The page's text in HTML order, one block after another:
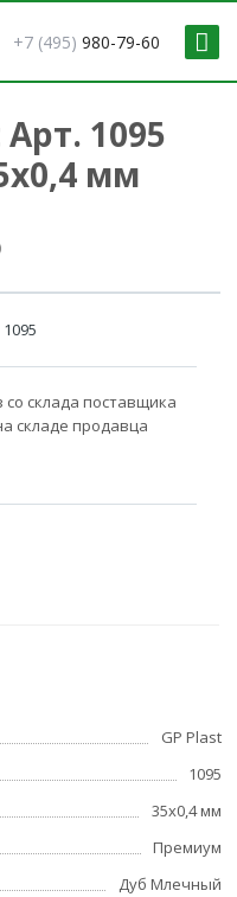
+7 (495) 980-79-60
1095
мм
1095
склада поставщика
складе продавца
GP Plast
1095
35x0,4 мм
Премиум
Дуб Млечный